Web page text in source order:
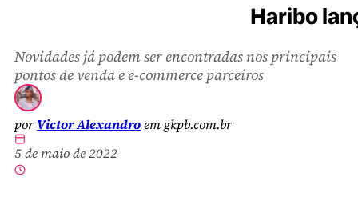
Haribo
Novidades já podem ser encontradas nos principais
pontos de venda e e-commerce parceiros
por Victor Alexandroem gkpb.com.br
5 de maio de 2022